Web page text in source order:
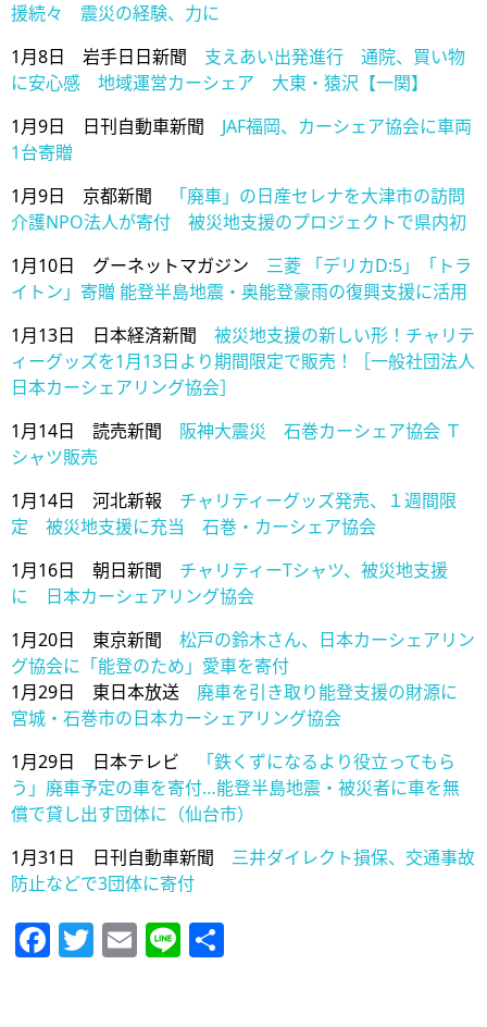
援続々 震災の経験、力に
1月8日 岩手日日新聞 支えあい出発進行 通院、買い物
に安心感 地域運営カーシェア 大東・猿沢【一関】
1月9日 日刊自動車新聞 JAF福岡、カーシェア協会に車両
1台寄贈
1月9日 京都新聞
「廃車」の日産セレナを大津市の訪問
介護NPO法人が寄付 被災地支援のプロジェクトで県内初
1月10日 グーネットマガジン 三菱 「デリカD:5」「トラ
イトン」寄贈 能登半島地震・奥能登豪雨の復興支援に活用
1月13日 日本経済新聞 被災地支援の新しい形！チャリテ
ィーグッズを1月13日より期間限定で販売！［一般社団法人
日本カーシェアリング協会］
1月14日 読売新聞 阪神大震災 石巻カーシェア協会 Ｔ
シャツ販売
1月14日 河北新報 チャリティーグッズ発売、１週間限
定 被災地支援に充当 石巻・カーシェア協会
1月16日 朝日新聞 チャリティーTシャツ、被災地支援
に 日本カーシェアリング協会
1月20日 東京新聞 松戸の鈴木さん、日本カーシェアリン
グ協会に「能登のため」愛車を寄付
1月29日 東日本放送 廃車を引き取り能登支援の財源に
宮城・石巻市の日本カーシェアリング協会
1月29日 日本テレビ
「鉄くずになるより役立ってもら
う」廃車予定の車を寄付…能登半島地震・被災者に車を無
償で貸し出す団体に（仙台市）
1月31日 日刊自動車新聞 三井ダイレクト損保、交通事故
防止などで3団体に寄付
Facebook
Twitter
Email
Line